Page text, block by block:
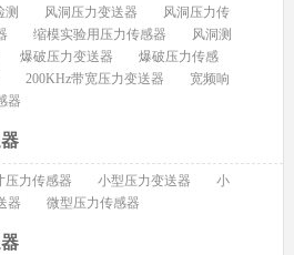
测 风洞压力变送器
风洞压力传
缩模实验用压力传感器
风洞测
爆破压力变送器
爆破压力传感
200KHz带宽压力变送器
宽频响
器
压力传感器 小型压力变送器
小
器 微型压力传感器